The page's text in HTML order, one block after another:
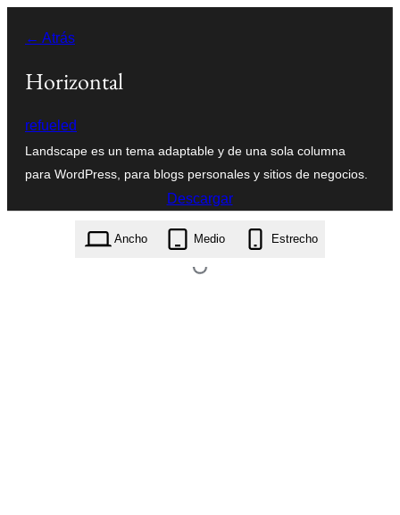
contenido
← Atrás
Horizontal
refueled
Landscape es un tema adaptable y de una sola columna
para WordPress, para blogs personales y sitios de negocios.
Descargar
landscape.2.0.3.zip
Ancho Medio Estrecho